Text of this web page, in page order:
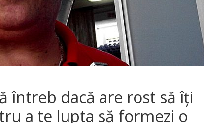
întreb dacă are rost să îţi
a te lupta să formezi o